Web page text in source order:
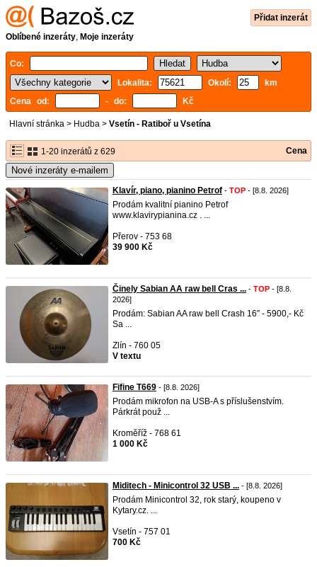
Přidat inzerát
Oblíbené inzeráty, Moje inzeráty
Co:
Lokalita:
Okolí:
km
Cena od:
- do: Kč
Hlavní stránka > Hudba > Vsetín - Ratiboř u Vsetína
1-20 inzerátů z 629 Cena
Nové inzeráty e-mailem
Klavír, piano, pianino Petrof - TOP - [8.8. 2026]
Prodám kvalitní pianino Petrof
www.klavirypianina.cz . ...
Přerov - 753 68
39 900 Kč
Činely Sabian AA raw bell Cras ... - TOP - [8.8.
2026]
Prodám: Sabian AA raw bell Crash 16″ - 5900,- Kč
Sa ...
Zlín - 760 05
V textu
Fifine T669 - [8.8. 2026]
Prodám mikrofon na USB-A s příslušenstvím.
Párkrát použ ...
Kroměříž - 768 61
1 000 Kč
Miditech - Minicontrol 32 USB ... - [8.8. 2026]
Prodám Minicontrol 32, rok starý, koupeno v
Kytary.cz. ...
Vsetín - 757 01
700 Kč